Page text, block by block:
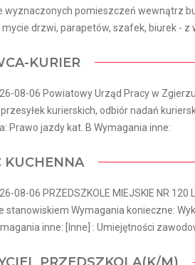
wyznaczonych pomieszczeń wewnątrz
drzwi, parapetów, szafek, biurek - z
KURIER
08-06 Powiatowy Urząd Pracy w
kurierskich, odbiór nadań
Prawo jazdy kat. B Wymagania inne:
KUCHENNA
08-06 PRZEDSZKOLE MIEJSKIE NR 120
stanowiskiem Wymagania konieczne:
inne: [Inne] : Umiejętności